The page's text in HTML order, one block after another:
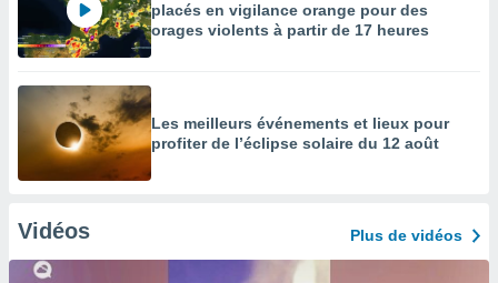
placés en vigilance orange pour des
orages violents à partir de 17 heures
Les meilleurs événements et lieux pour
profiter de l’éclipse solaire du 12 août
Vidéos Plus de vidéos